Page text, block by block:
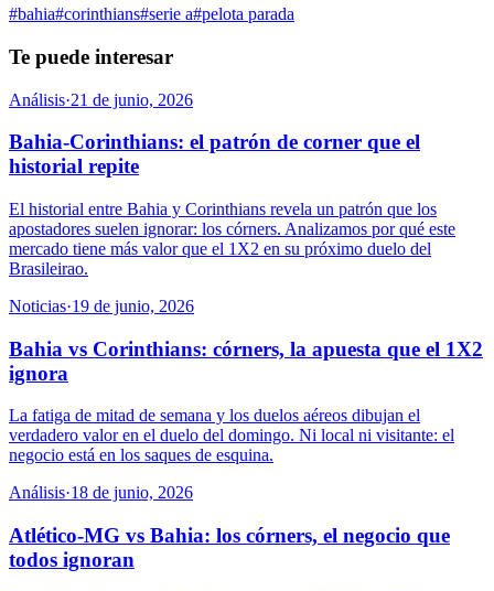
#bahia#corinthians#serie a#pelota parada
Te puede interesar
Análisis·21 de junio, 2026
Bahia-Corinthians: el patrón de corner que el
historial repite
El historial entre Bahia y Corinthians revela un patrón que los
apostadores suelen ignorar: los córners. Analizamos por qué este
mercado tiene más valor que el 1X2 en su próximo duelo del
Brasileirao.
Noticias·19 de junio, 2026
Bahia vs Corinthians: córners, la apuesta que el 1X2
ignora
La fatiga de mitad de semana y los duelos aéreos dibujan el
verdadero valor en el duelo del domingo. Ni local ni visitante: el
negocio está en los saques de esquina.
Análisis·18 de junio, 2026
Atlético-MG vs Bahia: los córners, el negocio que
todos ignoran